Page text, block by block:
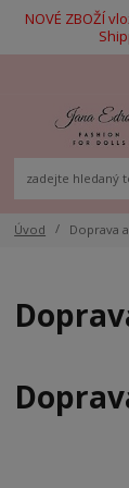
NOVÉ ZBOŽÍ
Úvod Doprava